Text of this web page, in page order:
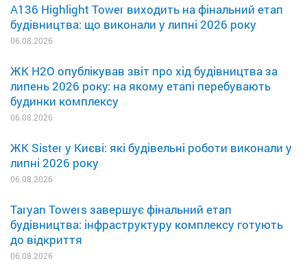
A136 Highlight Tower виходить на фінальний етап
будівництва: що виконали у липні 2026 року
06.08.2026
ЖК H2O опублікував звіт про хід будівництва за
липень 2026 року: на якому етапі перебувають
будинки комплексу
06.08.2026
ЖК Sister у Києві: які будівельні роботи виконали у
липні 2026 року
06.08.2026
Taryan Towers завершує фінальний етап
будівництва: інфраструктуру комплексу готують
до відкриття
06.08.2026